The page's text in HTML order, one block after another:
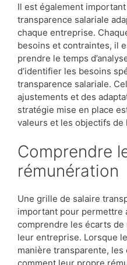
Il est également
transparence salariale
chaque entreprise.
besoins et contraintes, il
prendre le temps
d’identifier les besoins
transparence salariale.
ajustements et des
stratégie mise en place
valeurs et les objectifs de
Comprendre les écarts de
rémunération
Une grille de salaire
important pour permettre
comprendre les écarts
leur entreprise. Lorsque
manière transparente,